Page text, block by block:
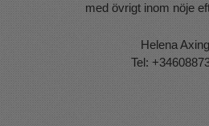
med övrigt inom nöje
Helena
Tel: